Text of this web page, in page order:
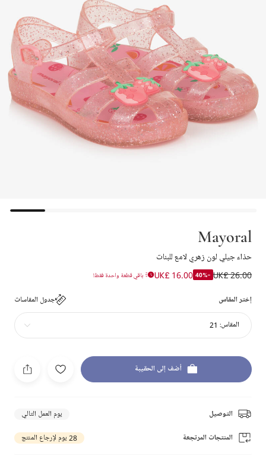
Mayoral
حذاء جيلي لون زهري لامع للبنات
UK£ 26.00
-40%
UK£ 16.00 باقي قطعة واحدة فقط!
إختر المقاس جدول المقاسات
المقاس: 21
أضف إلى الحقيبة
التوصيل يوم العمل التالي
المنتجات المرتجعة 28 يوم لإرجاع المنتج